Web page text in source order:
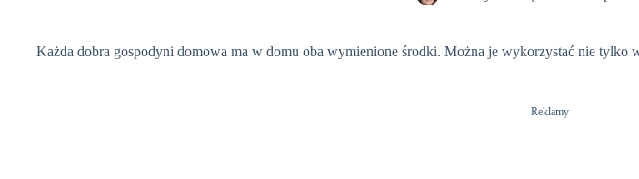
Każda dobra gospodyni domowa ma w domu oba wymienione środki. Można je wykorzystać nie tylko
Reklamy